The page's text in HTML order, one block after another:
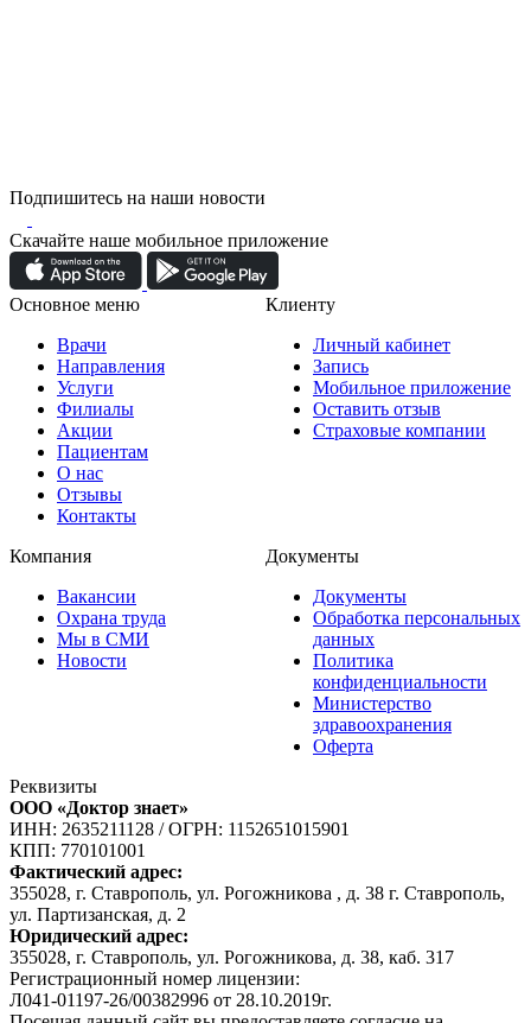
Подпишитесь на наши новости
Скачайте наше мобильное приложение
Основное меню
Врачи
Направления
Услуги
Филиалы
Акции
Пациентам
О нас
Отзывы
Контакты
Клиенту
Личный кабинет
Запись
Мобильное приложение
Оставить отзыв
Страховые компании
Компания
Вакансии
Охрана труда
Мы в СМИ
Новости
Документы
Документы
Обработка персональных
данных
Политика
конфиденциальности
Министерство
здравоохранения
Оферта
Реквизиты
ООО «Доктор знает»
ИНН: 2635211128 /ОГРН: 1152651015901
КПП: 770101001
Фактический адрес:
355028, г. Ставрополь, ул. Рогожникова , д. 38 г. Ставрополь,
ул. Партизанская, д. 2
Юридический адрес:
355028, г. Ставрополь, ул. Рогожникова, д. 38, каб. 317
Регистрационный номер лицензии:
Л041-01197-26/00382996 от 28.10.2019г.